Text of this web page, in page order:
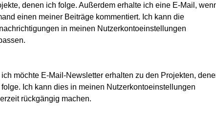
denen ich folge. Außerdem erhalte ich eine E-Mail,
einen meiner Beiträge kommentiert. Ich kann die
in meinen Nutzerkontoeinstellungen
ich möchte E-Mail-Newsletter erhalten zu den Projekten,
folge. Ich kann dies in meinen Nutzerkontoeinstellungen
rückgängig machen.